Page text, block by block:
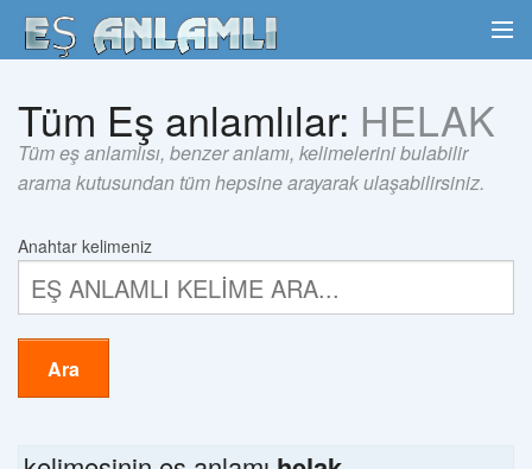
Tüm Eş anlamlılar: HELAK
Tüm eş anlamlısı, benzer anlamı, kelimelerini bulabilir
arama kutusundan tüm hepsine arayarak ulaşabilirsiniz.
Anahtar kelimeniz
Ara